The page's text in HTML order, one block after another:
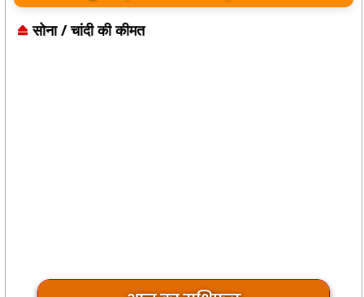
सोना / चांदी की कीमत